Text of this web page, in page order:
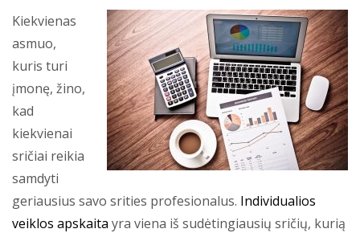
Kiekvienas
asmuo,
kuris turi
įmonę, žino,
kad
kiekvienai
sričiai reikia
samdyti
geriausius savo srities profesionalus. Individualios
veiklos apskaita yra viena iš sudėtingiausių sričių, kurią